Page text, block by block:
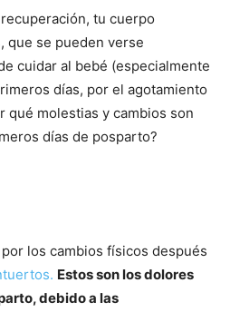
tu cuerpo
que se pueden verse
cuidar al bebé (especialmente
días, por el agotamiento
qué molestias y cambios son
días de posparto?
los cambios físicos después
Estos son los dolores
debido a las